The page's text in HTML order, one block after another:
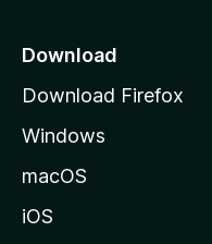
Download
Download Firefox
Windows
macOS
iOS